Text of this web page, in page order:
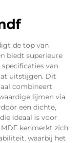
de top van
biedt superieure
van
uitstijgen. Dit
combineert
lijmen via
een dichte,
ideaal is voor
kenmerkt zich
waarbij het